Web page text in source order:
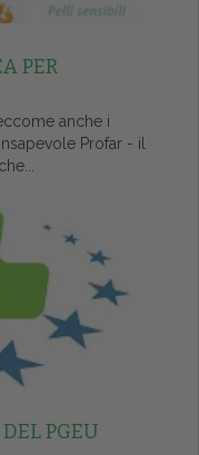
PER
anche i
Profar - il
PGEU